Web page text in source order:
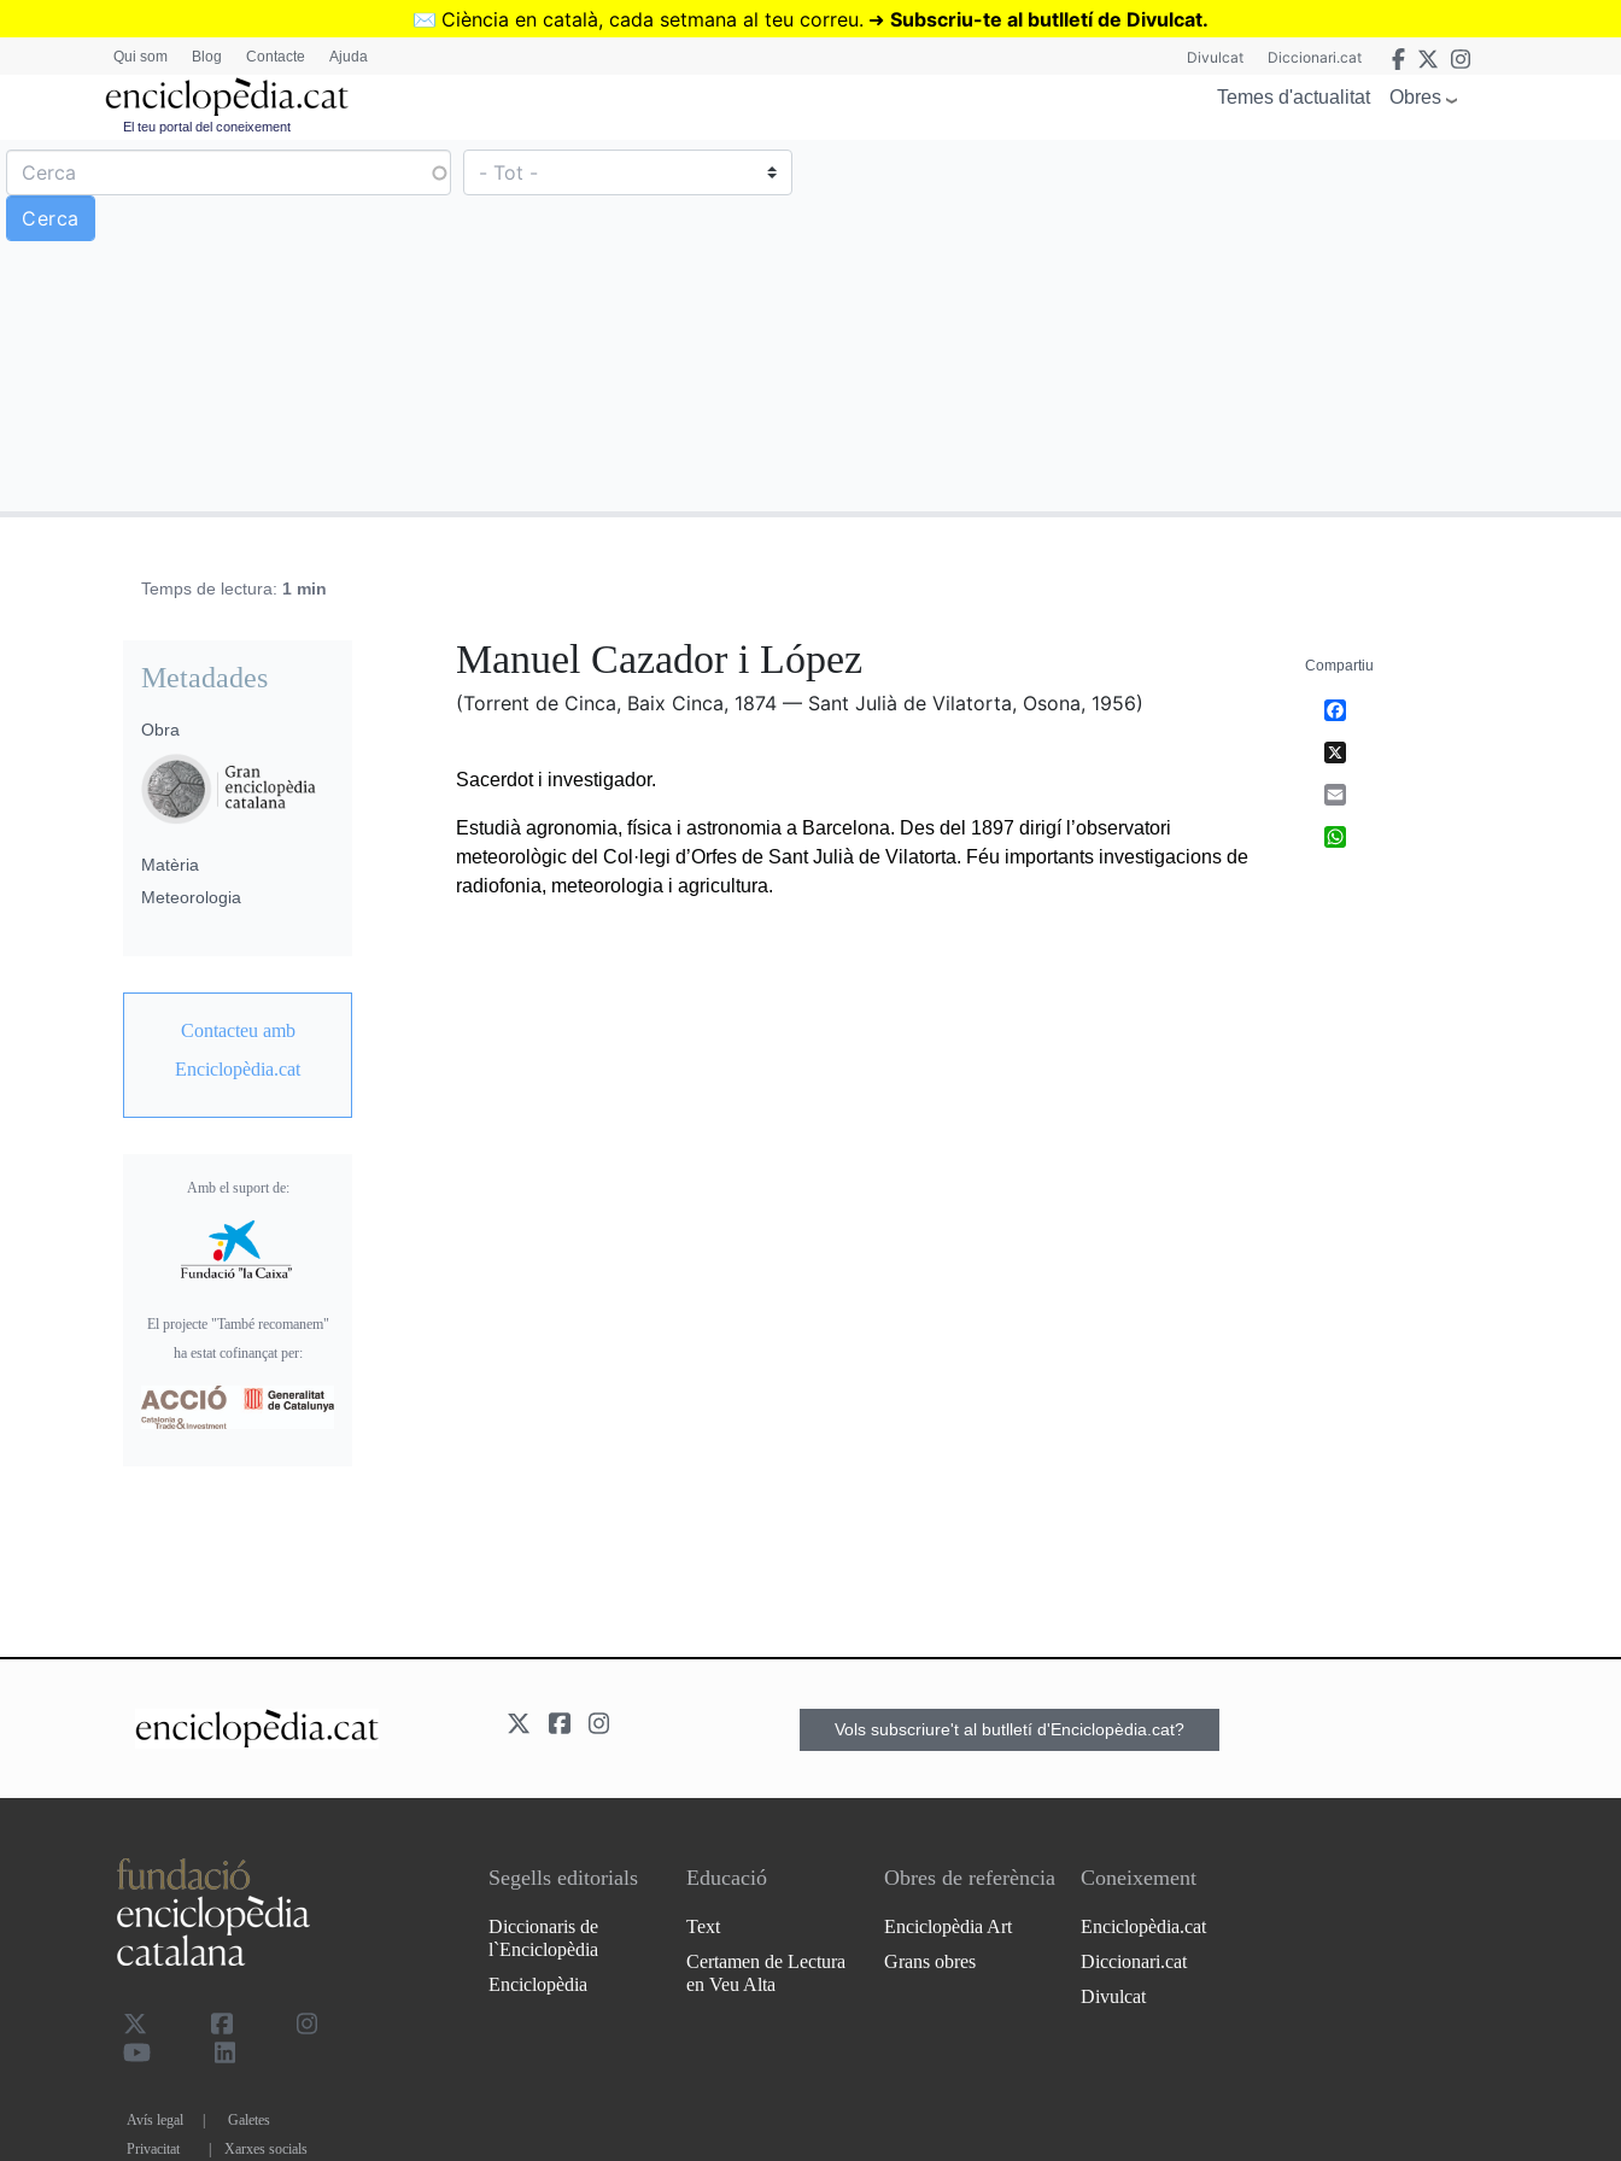
Vés
✉️ Ciència en català, cada setmana al teu correu. ➜ Subscriu-te al butlletí de Divulcat.
Qui som Blog Contacte Ajuda Divulcat Diccionari.cat
El teu portal del coneixement
Temes d'actualitat Obres
Temps de lectura: 1 min
Manuel Cazador i López
(Torrent de Cinca, Baix Cinca, 1874 — Sant Julià de Vilatorta, Osona, 1956)
Sacerdot i investigador.
Estudià agronomia, física i astronomia a Barcelona. Des del 1897 dirigí l’observatori
meteorològic del Col·legi d’Orfes de Sant Julià de Vilatorta. Féu importants investigacions de
radiofonia, meteorologia i agricultura.
Metadades
Obra
Matèria
Meteorologia
Contacteu amb
Enciclopèdia.cat
Amb el suport de:
El projecte "També recomanem"
ha estat cofinançat per:
Compartiu
Vols subscriure't al butlletí d'Enciclopèdia.cat?
Avís legal
Galetes
Privacitat
| Xarxes socials
Segells editorials
Diccionaris de
l`Enciclopèdia
Enciclopèdia
Educació
Text
Certamen de Lectura
en Veu Alta
Obres de referència
Enciclopèdia Art
Grans obres
Coneixement
Enciclopèdia.cat
Diccionari.cat
Divulcat